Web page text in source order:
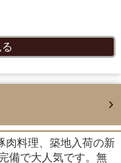
肉料理、築地入荷の新
備で大人気です。無